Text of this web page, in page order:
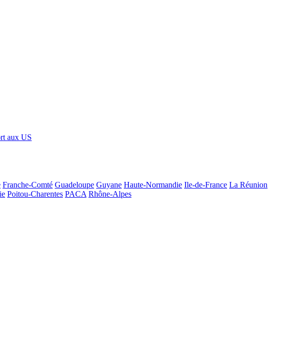
aux US
Franche-Comté Guadeloupe Guyane Haute-Normandie Ile-de-France La Réunion
Poitou-Charentes PACA Rhône-Alpes